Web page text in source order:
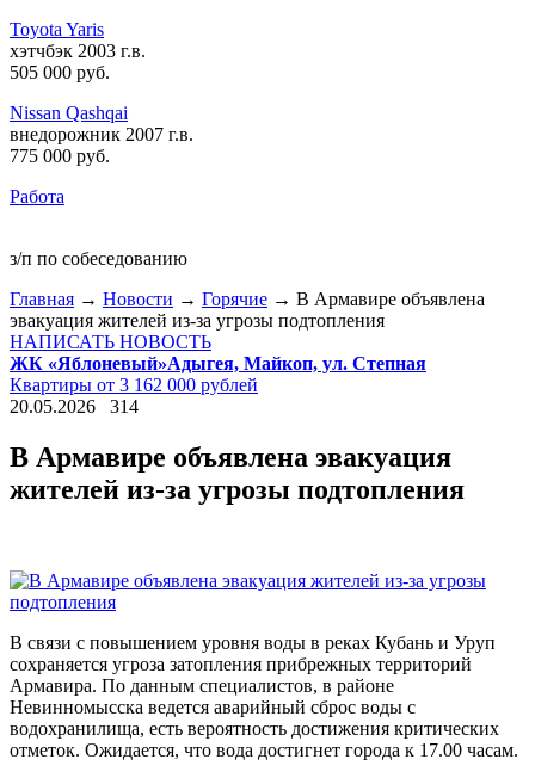
Toyota Yaris
хэтчбэк 2003 г.в.
505 000 руб.
Nissan Qashqai
внедорожник 2007 г.в.
775 000 руб.
Работа
з/п по собеседованию
Главная → Новости → Горячие → В Армавире объявлена
эвакуация жителей из-за угрозы подтопления
НАПИСАТЬ НОВОСТЬ
ЖК «Яблоневый»Адыгея, Майкоп, ул. Степная
Квартиры от 3 162 000 рублей
20.05.2026
314
В Армавире объявлена эвакуация
жителей из-за угрозы подтопления
В связи с повышением уровня воды в реках Кубань и Уруп
сохраняется угроза затопления прибрежных территорий
Армавира. По данным специалистов, в районе
Невинномысска ведется аварийный сброс воды с
водохранилища, есть вероятность достижения критических
отметок. Ожидается, что вода достигнет города к 17.00 часам.